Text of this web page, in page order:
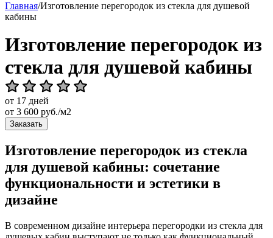
Главная/Изготовление перегородок из стекла для душевой
кабины
Изготовление перегородок из
стекла для душевой кабины
от 17 дней
от 3 600 руб./м2
Заказать
Изготовление перегородок из стекла
для душевой кабины: сочетание
функциональности и эстетики в
дизайне
В современном дизайне интерьера перегородки из стекла для